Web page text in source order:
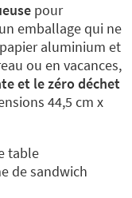
pour
emballage qui ne
aluminium et
ou en vacances,
et le zéro déchet
44,5 cm x
table
de sandwich